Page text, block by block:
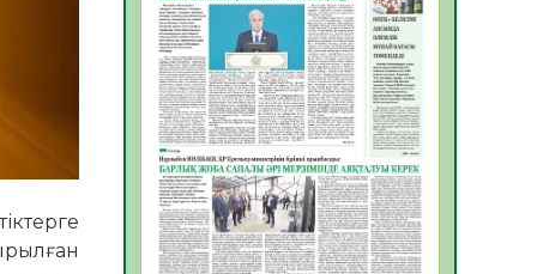
БОЛАШАҚҚА БАСТАР
ЖАУАПТЫ ТАҢДАУ
06.08.2026
41
Инфекциялық ауруларға
қарсы иммундау
жұмыстарының тиімділігі
06.08.2026
44
Көкжөтел ауруы туралы